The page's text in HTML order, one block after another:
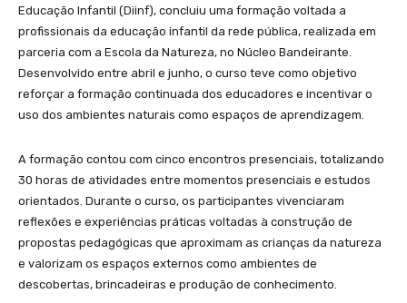
Educação Infantil (Diinf), concluiu uma formação voltada a
profissionais da educação infantil da rede pública, realizada em
parceria com a Escola da Natureza, no Núcleo Bandeirante.
Desenvolvido entre abril e junho, o curso teve como objetivo
reforçar a formação continuada dos educadores e incentivar o
uso dos ambientes naturais como espaços de aprendizagem.
A formação contou com cinco encontros presenciais, totalizando
30 horas de atividades entre momentos presenciais e estudos
orientados. Durante o curso, os participantes vivenciaram
reflexões e experiências práticas voltadas à construção de
propostas pedagógicas que aproximam as crianças da natureza
e valorizam os espaços externos como ambientes de
descobertas, brincadeiras e produção de conhecimento.